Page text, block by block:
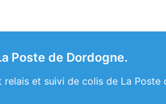
Poste de Dordogne.
et suivi de colis de La Poste